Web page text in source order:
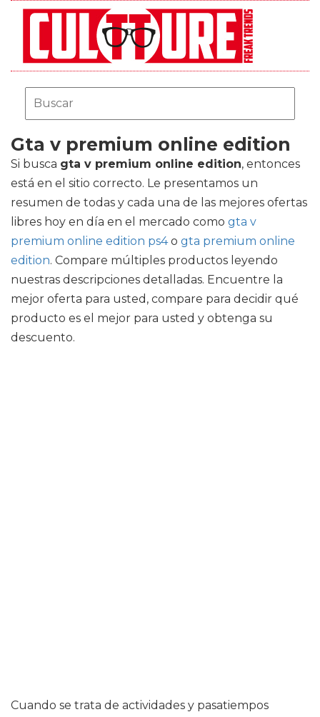
Gta v premium online edition
Si busca gta v premium online edition, entonces
está en el sitio correcto. Le presentamos un
resumen de todas y cada una de las mejores ofertas
libres hoy en día en el mercado como gta v
premium online edition ps4o gta premium online
edition. Compare múltiples productos leyendo
nuestras descripciones detalladas. Encuentre la
mejor oferta para usted, compare para decidir qué
producto es el mejor para usted y obtenga su
descuento.
Cuando se trata de actividades y pasatiempos